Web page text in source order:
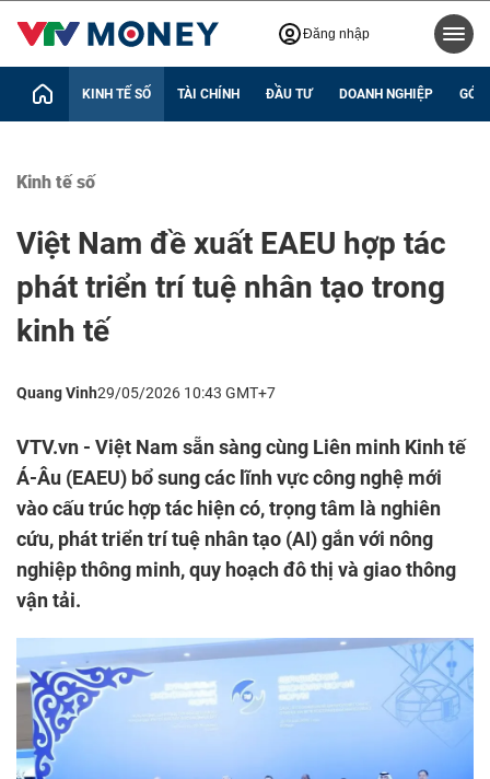
Đăng nhập
KINH TẾ SỐ TÀI CHÍNH ĐẦU TƯ DOANH NGHIỆP GÓC
Kinh tế số
Việt Nam đề xuất EAEU hợp tác
phát triển trí tuệ nhân tạo trong
kinh tế
Quang Vinh29/05/2026 10:43 GMT+7
VTV.vn - Việt Nam sẵn sàng cùng Liên minh Kinh tế
Á-Âu (EAEU) bổ sung các lĩnh vực công nghệ mới
vào cấu trúc hợp tác hiện có, trọng tâm là nghiên
cứu, phát triển trí tuệ nhân tạo (AI) gắn với nông
nghiệp thông minh, quy hoạch đô thị và giao thông
vận tải.